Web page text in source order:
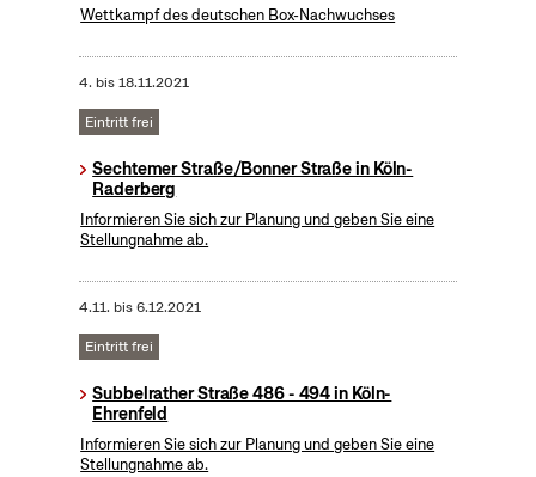
Wettkampf des deutschen Box-Nachwuchses
4. bis18.11.2021
Eintritt frei
Sechtemer Straße/Bonner Straße in Köln-
Raderberg
Informieren Sie sich zur Planung und geben Sie eine
Stellungnahme ab.
4.11. bis6.12.2021
Eintritt frei
Subbelrather Straße 486 - 494 in Köln-
Ehrenfeld
Informieren Sie sich zur Planung und geben Sie eine
Stellungnahme ab.